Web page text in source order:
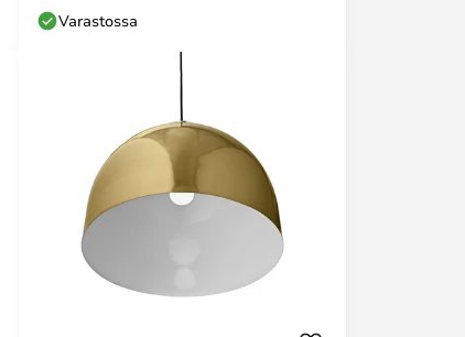
Varastossa